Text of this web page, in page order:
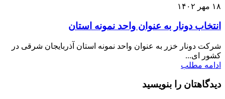
۱۸ مهر ۱۴۰۲
انتخاب دونار به عنوان واحد نمونه استان
شرکت دونار خزر به عنوان واحد نمونه استان آذربایجان شرقی در
کشور ای...
ادامه مطلب
دیدگاهتان را بنویسید